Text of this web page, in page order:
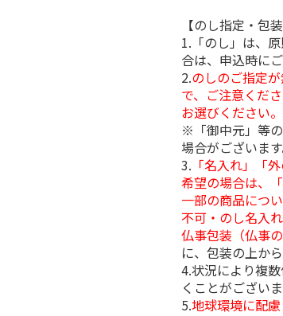
【のし指定・包
1.「のし」は、
合は、申込時に
2.のしのご指定
で、ご注意くだ
お選びください。
※「御中元」等
場合がございます
3. 「名入れ」「
希望の場合は、
一部の商品につ
不可・のし名入
仏事包装（仏事の
に、包装の上か
4.状況により複
くことがございま
5.地球環境に配